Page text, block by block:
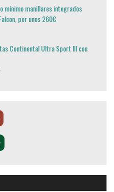
mínimo manillares integrados
por unos 260€
Continental Ultra Sport III con